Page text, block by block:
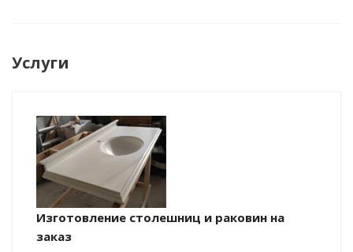
Услуги
Изготовление столешниц и раковин на
заказ